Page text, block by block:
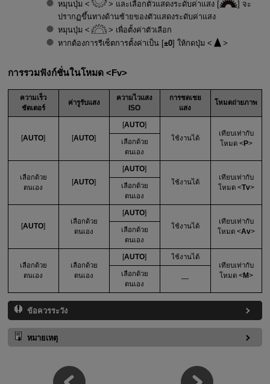
หมุนปุ่ม และเลือกตัวแสดงระดับค่าแสง [
] จะ
ปรากฏขึ้นทางด้านซ้ายของตัวแสดงระดับค่าแสง
หมุนปุ่ม
เพื่อตั้งค่าตัวเลือก
หากต้องการรีเซ็ตการตั้งค่าเป็น [±0] ให้กดปุ่ม
การรวมฟังก์ชั่นในโหมด Fv
ความเร็ว
ชัตเตอร์
ค่ารูรับแสง
ความไวแสง
ISO
การชดเชย
แสง
โหมดถ่ายภาพ
[AUTO [AUTO
[AUTO
ใช้งานได้
เทียบเท่ากับ
โหมด
P
เลือกด้วย
ตนเอง
เลือกด้วย
ตนเอง
[AUTO
[AUTO
ใช้งานได้
เทียบเท่ากับ
โหมด
Tv
เลือกด้วย
ตนเอง
[AUTO
เลือกด้วย
ตนเอง
[AUTO
ใช้งานได้
เทียบเท่ากับ
โหมด
Av
เลือกด้วย
ตนเอง
เลือกด้วย
ตนเอง
เลือกด้วย
ตนเอง
[AUTO
ใช้งานได้
เทียบเท่ากับ
โหมด
M
เลือกด้วย
ตนเอง
—
ข้อควรระวัง
หมายเหตุ